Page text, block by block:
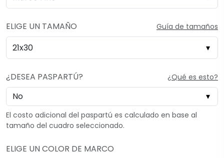
ELIGE UN TAMAÑO Guía de tamaños
¿DESEA PASPARTÚ? ¿Qué es esto?
El costo adicional del paspartú es calculado en base al
tamaño del cuadro seleccionado.
ELIGE UN COLOR DE MARCO